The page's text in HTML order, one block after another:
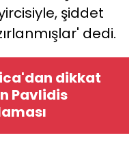
şiddet
dedi.
dikkat
Pavlidis